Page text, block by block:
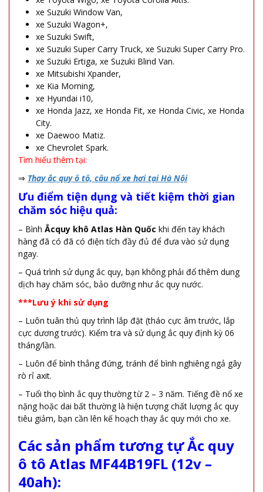
xe Suzuki Window Van,
xe Suzuki Wagon+,
xe Suzuki Swift,
xe Suzuki Super Carry Truck, xe Suzuki Super Carry Pro.
xe Suzuki Ertiga, xe Suzuki Blind Van.
xe Mitsubishi Xpander,
xe Kia Morning,
xe Hyundai i10,
xe Honda Jazz, xe Honda Fit, xe Honda Civic, xe Honda
City.
xe Daewoo Matiz.
xe Chevrolet Spark.
Tìm hiểu thêm tại:
⇒ Thay ắc quy ô tô, câu nổ xe hơi tại Hà Nội
Ưu điểm tiện dụng và tiết kiệm thời gian
chăm sóc hiệu quả:
– Bình Ắcquy khô Atlas Hàn Quốc khi đến tay khách
hàng đã có đã có điện tích đầy đủ để đưa vào sử dụng
ngay.
– Quá trình sử dụng ắc quy, bạn không phải đổ thêm dung
dịch hay chăm sóc, bảo dưỡng như ắc quy nước.
***Lưu ý khi sử dụng
– Luôn tuân thủ quy trình lắp đặt (tháo cực âm trước, lắp
cực dương trước). Kiểm tra và sử dụng ắc quy định kỳ 06
tháng/lần.
– Luôn để bình thẳng đứng, tránh để bình nghiêng ngả gây
rò rỉ axit.
– Tuổi thọ bình ắc quy thường từ 2 – 3 năm. Tiếng đề nổ xe
nặng hoặc dai bất thường là hiện tượng chất lượng ắc quy
tiêu giảm, bạn cần lên kế hoạch thay ắc quy mới cho xe.
Các sản phẩm tương tựẮc quy
ô tô Atlas MF44B19FL (12v –
40ah):